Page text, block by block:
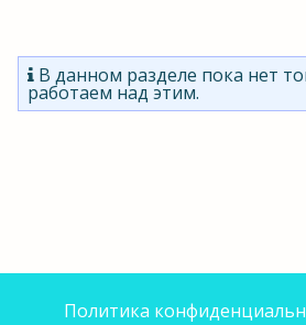
В данном разделе пока нет
работаем над этим.
Политика